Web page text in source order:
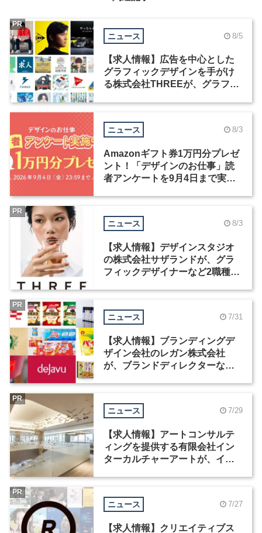
ニュース 8/5
【求人情報】広告を中心とした
グラフィックデザインを手がけ
る株式会社THREEが、グラフィ
PR
ニュース 8/3
Amazonギフト券1万円分プレゼ
ント！「デザインのお仕事」読
者アンケートを9月4日まで実施
ニュース 8/3
【求人情報】デザインスタジオ
の株式会社サザランドが、グラ
フィックデザイナーなど2職種を
PR
ニュース 7/31
【求人情報】ブランディングデ
ザイン会社のレガン株式会社
が、ブランドディレクターなど3
PR
ニュース 7/29
【求人情報】アートコンサルテ
ィングを提供する有限会社イン
ターカルチャーアートが、イン
PR
ニュース 7/27
【求人情報】クリエイティブス
PR